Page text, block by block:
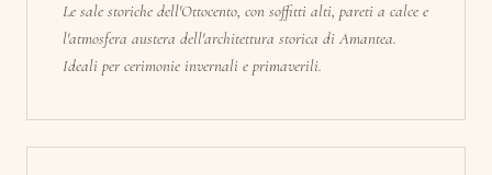
Le sale storiche dell'Ottocento, con soffitti alti, pareti a calce e
l'atmosfera austera dell'architettura storica di Amantea.
Ideali per cerimonie invernali e primaverili.